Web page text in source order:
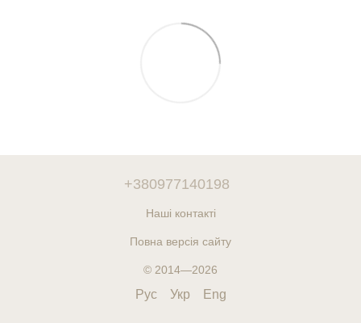
+380977140198
Наші контакті
Повна версія сайту
© 2014—2026
Рус Укр Eng